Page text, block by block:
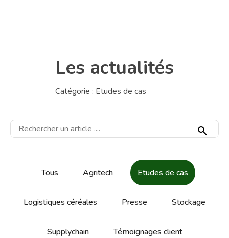
Les actualités
Catégorie : Etudes de cas
search
Tous Agritech Etudes de cas
Logistiques céréales Presse Stockage
Supplychain Témoignages client